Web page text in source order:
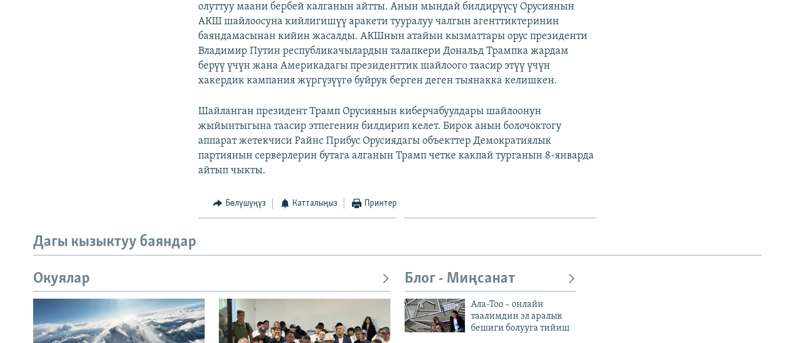
олуттуу маани бербей калганын айтты. Анын мындай билдирүүсү Орусиянын
АКШ шайлоосуна кийлигишүү аракети тууралуу чалгын агенттиктеринин
баяндамасынан кийин жасалды. АКШнын атайын кызматтары орус президенти
Владимир Путин республикачылардын талапкери Дональд Трампка жардам
берүү үчүн жана Америкадагы президенттик шайлоого таасир этүү үчүн
хакердик кампания жүргүзүүгө буйрук берген деген тыянакка келишкен.
Шайланган президент Трамп Орусиянын киберчабуулдары шайлоонун
жыйынтыгына таасир этпегенин билдирип келет. Бирок анын болочоктогу
аппарат жетекчиси Райнс Прибус Орусиядагы объекттер Демократиялык
партиянын серверлерин бутага алганын Трамп четке какпай турганын 8-январда
айтып чыкты.
Бөлүшүңүз Катталыңыз Принтер
Дагы кызыктуу баяндар
Окуялар Блог - Миңсанат
Ала-Тоо – онлайн
таалимдин эл аралык
бешиги болууга тийиш